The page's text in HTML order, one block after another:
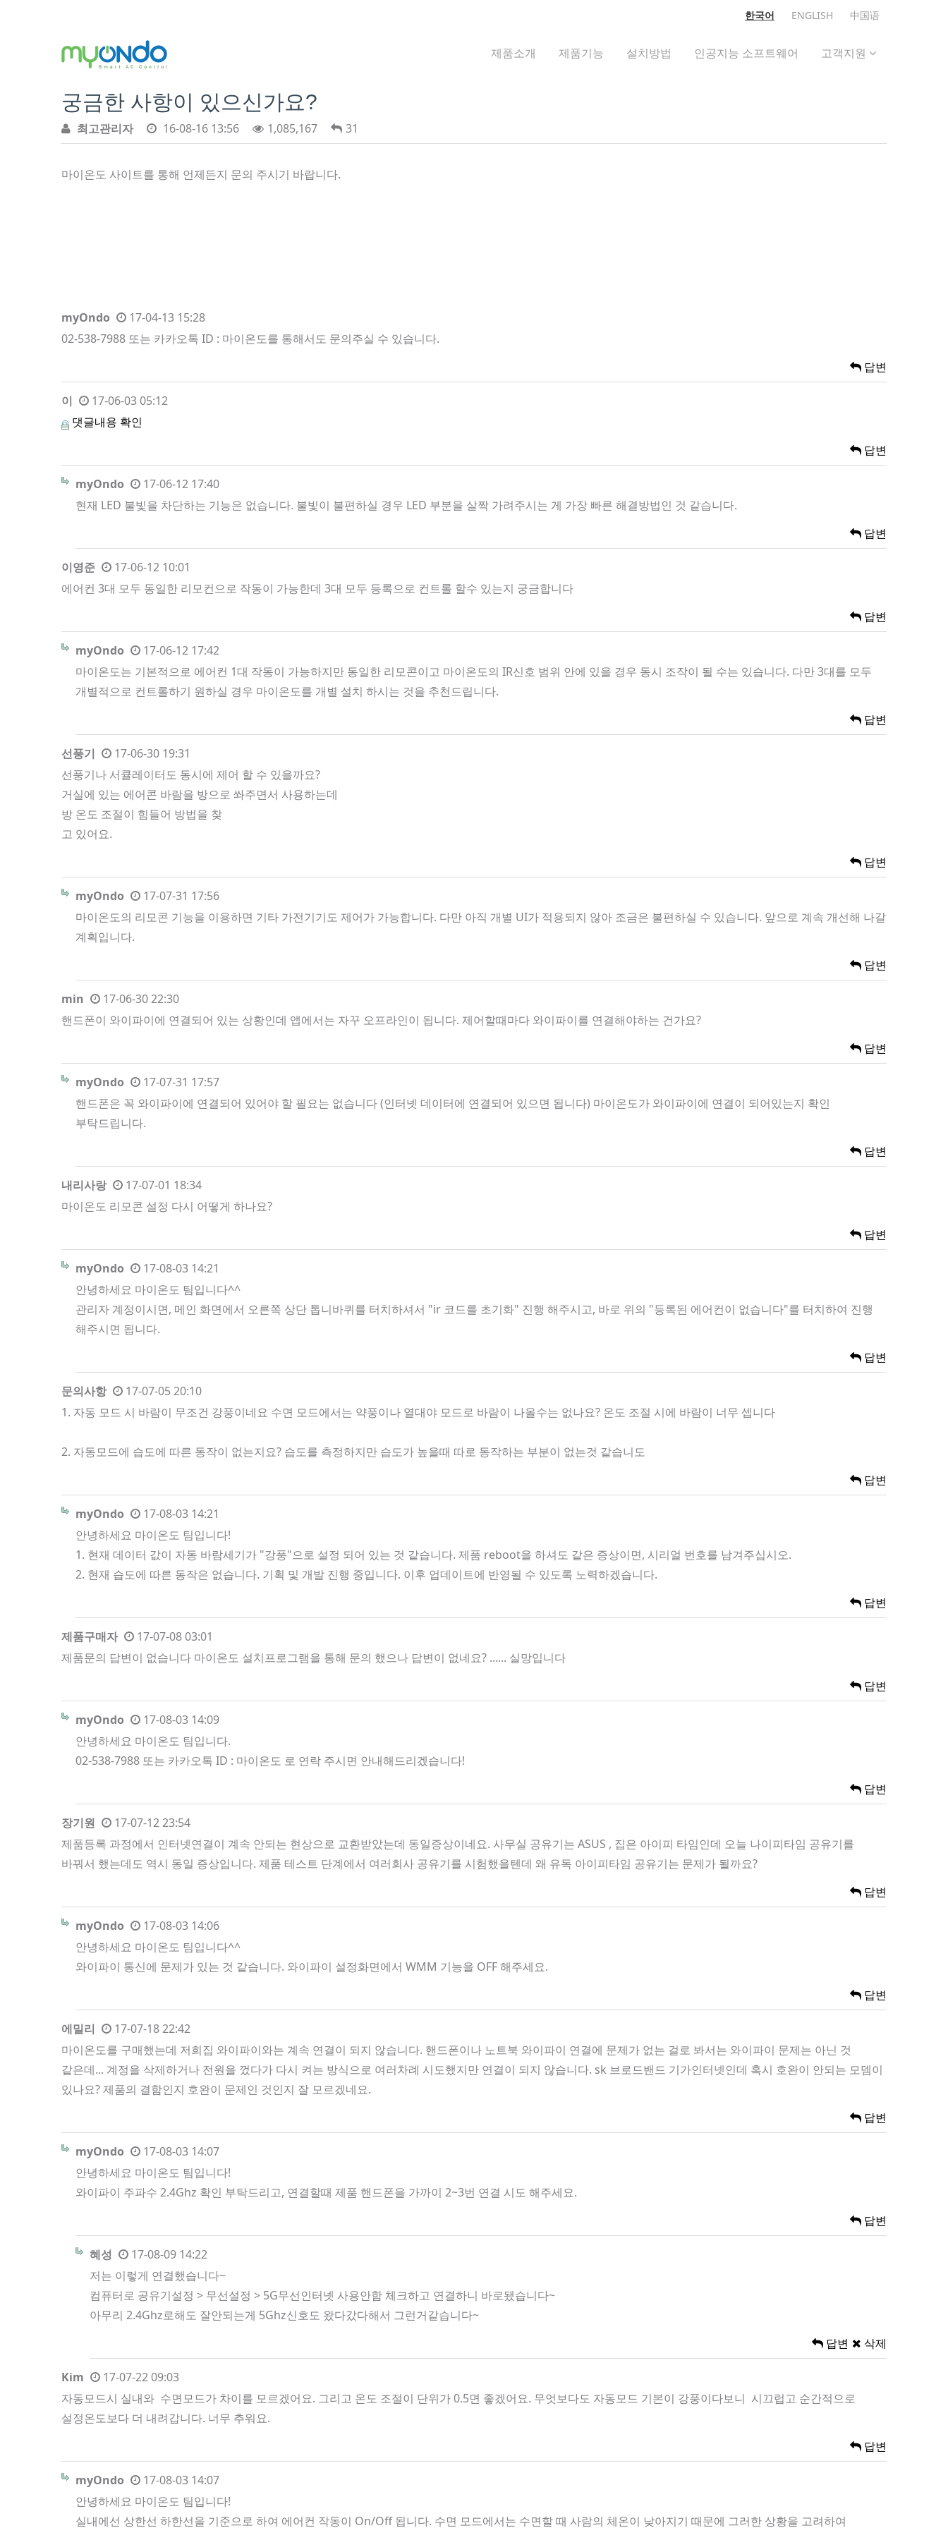
한국어 ENGLISH 中国语
제품소개 제품기능 설치방법 인공지능 소프트웨어 고객지원
궁금한 사항이 있으신가요?
최고관리자 16-08-16 13:56 1,085,167 31
마이온도 사이트를 통해 언제든지 문의 주시기 바랍니다.
myOndo
17-04-13 15:28
02-538-7988 또는 카카오톡 ID : 마이온도를 통해서도 문의주실 수 있습니다.
답변
이
17-06-03 05:12
댓글내용 확인
답변
myOndo
17-06-12 17:40
현재 LED 불빛을 차단하는 기능은 없습니다. 불빛이 불편하실 경우 LED 부분을 살짝 가려주시는 게 가장 빠른 해결방법인 것 같습니다.
답변
이영준
17-06-12 10:01
에어컨 3대 모두 동일한 리모컨으로 작동이 가능한데 3대 모두 등록으로 컨트롤 할수 있는지 궁금합니다
답변
myOndo
17-06-12 17:42
마이온도는 기본적으로 에어컨 1대 작동이 가능하지만 동일한 리모콘이고 마이온도의 IR신호 범위 안에 있을 경우 동시 조작이 될 수는 있습니다. 다만 3대를 모두
개별적으로 컨트롤하기 원하실 경우 마이온도를 개별 설치 하시는 것을 추천드립니다.
답변
선풍기
17-06-30 19:31
선풍기나 서큘레이터도 동시에 제어 할 수 있을까요?
거실에 있는 에어콘 바람을 방으로 쏴주면서 사용하는데
방 온도 조절이 힘들어 방법을 찾
고 있어요.
답변
myOndo
17-07-31 17:56
마이온도의 리모콘 기능을 이용하면 기타 가전기기도 제어가 가능합니다. 다만 아직 개별 UI가 적용되지 않아 조금은 불편하실 수 있습니다. 앞으로 계속 개선해 나갈
계획입니다.
답변
min
17-06-30 22:30
핸드폰이 와이파이에 연결되어 있는 상황인데 앱에서는 자꾸 오프라인이 됩니다. 제어할때마다 와이파이를 연결해야하는 건가요?
답변
myOndo
17-07-31 17:57
핸드폰은 꼭 와이파이에 연결되어 있어야 할 필요는 없습니다 (인터넷 데이터에 연결되어 있으면 됩니다) 마이온도가 와이파이에 연결이 되어있는지 확인
부탁드립니다.
답변
내리사랑
17-07-01 18:34
마이온도 리모콘 설정 다시 어떻게 하나요?
답변
myOndo
17-08-03 14:21
안녕하세요 마이온도 팀입니다^^
관리자 계정이시면, 메인 화면에서 오른쪽 상단 톱니바퀴를 터치하셔서 "ir 코드를 초기화" 진행 해주시고, 바로 위의 "등록된 에어컨이 없습니다"를 터치하여 진행
해주시면 됩니다.
답변
문의사항
17-07-05 20:10
1. 자동 모드 시 바람이 무조건 강풍이네요 수면 모드에서는 약풍이나 열대야 모드로 바람이 나올수는 없나요? 온도 조절 시에 바람이 너무 셉니다
2. 자동모드에 습도에 따른 동작이 없는지요? 습도를 측정하지만 습도가 높을때 따로 동작하는 부분이 없는것 같습니도
답변
myOndo
17-08-03 14:21
안녕하세요 마이온도 팀입니다!
1. 현재 데이터 값이 자동 바람세기가 "강풍"으로 설정 되어 있는 것 같습니다. 제품 reboot을 하셔도 같은 증상이면, 시리얼 번호를 남겨주십시오.
2. 현재 습도에 따른 동작은 없습니다. 기획 및 개발 진행 중입니다. 이후 업데이트에 반영될 수 있도록 노력하겠습니다.
답변
제품구매자
17-07-08 03:01
제품문의 답변이 없습니다 마이온도 설치프로그램을 통해 문의 했으나 답변이 없네요? ...... 실망입니다
답변
myOndo
17-08-03 14:09
안녕하세요 마이온도 팀입니다.
02-538-7988 또는 카카오톡 ID : 마이온도 로 연락 주시면 안내해드리겠습니다!
답변
장기원
17-07-12 23:54
제품등록 과정에서 인터넷연결이 계속 안되는 현상으로 교환받았는데 동일증상이네요. 사무실 공유기는 ASUS , 집은 아이피 타임인데 오늘 나이피타임 공유기를
바꿔서 했는데도 역시 동일 증상입니다. 제품 테스트 단계에서 여러회사 공유기를 시험했을텐데 왜 유독 아이피타임 공유기는 문제가 될까요?
답변
myOndo
17-08-03 14:06
안녕하세요 마이온도 팀입니다^^
와이파이 통신에 문제가 있는 것 같습니다. 와이파이 설정화면에서 WMM 기능을 OFF 해주세요.
답변
에밀리
17-07-18 22:42
마이온도를 구매했는데 저희집 와이파이와는 계속 연결이 되지 않습니다. 핸드폰이나 노트북 와이파이 연결에 문제가 없는 걸로 봐서는 와이파이 문제는 아닌 것
같은데... 계정을 삭제하거나 전원을 껐다가 다시 켜는 방식으로 여러차례 시도했지만 연결이 되지 않습니다. sk 브로드밴드 기가인터넷인데 혹시 호완이 안되는 모뎀이
있나요? 제품의 결함인지 호완이 문제인 것인지 잘 모르겠네요.
답변
myOndo
17-08-03 14:07
안녕하세요 마이온도 팀입니다!
와이파이 주파수 2.4Ghz 확인 부탁드리고, 연결할때 제품 핸드폰을 가까이 2~3번 연결 시도 해주세요.
답변
혜성
17-08-09 14:22
저는 이렇게 연결했습니다~
컴퓨터로 공유기설정 > 무선설정 > 5G무선인터넷 사용안함 체크하고 연결하니 바로됐습니다~
아무리 2.4Ghz로해도 잘안되는게 5Ghz신호도 왔다갔다해서 그런거같습니다~
답변
삭제
Kim
17-07-22 09:03
자동모드시 실내와 수면모드가 차이를 모르겠어요. 그리고 온도 조절이 단위가 0.5면 좋겠어요. 무엇보다도 자동모드 기본이 강풍이다보니 시끄럽고 순간적으로
설정온도보다 더 내려갑니다. 너무 추워요.
답변
myOndo
17-08-03 14:07
안녕하세요 마이온도 팀입니다!
실내에선 상한선 하한선을 기준으로 하여 에어컨 작동이 On/Off 됩니다. 수면 모드에서는 수면할 때 사람의 체온이 낮아지기 때문에 그러한 상황을 고려하여